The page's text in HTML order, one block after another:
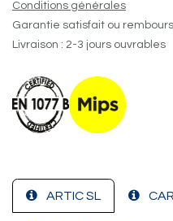
Conditions générales
Garantie satisfait ou
Livraison : 2-3 jours ouvrables
ARTIC SL